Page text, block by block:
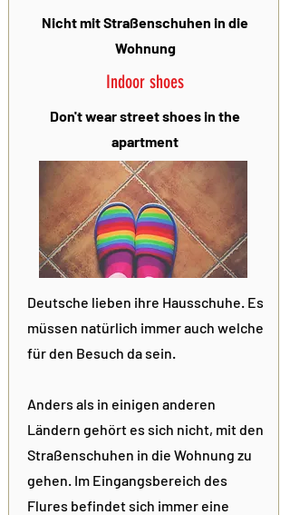
Nicht mit Straßenschuhen in die
Wohnung
Indoor shoes
Don't wear street shoes in the
apartment
Deutsche lieben ihre Hausschuhe. Es
müssen natürlich immer auch welche
für den Besuch da sein.
Anders als in einigen anderen
Ländern gehört es sich nicht, mit den
Straßenschuhen in die Wohnung zu
gehen. Im Eingangsbereich des
Flures befindet sich immer eine